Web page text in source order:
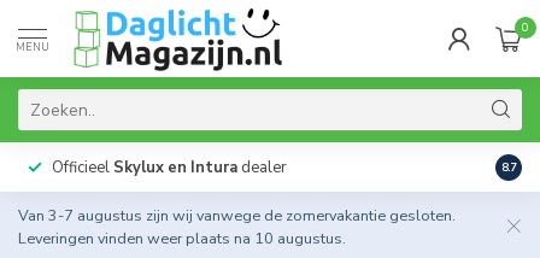
MENU
0
Officieel Skylux en Intura dealer 8.7
Van 3-7 augustus zijn wij vanwege de zomervakantie gesloten.
Leveringen vinden weer plaats na 10 augustus.